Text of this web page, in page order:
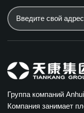
Группа компаний
Компания занимает